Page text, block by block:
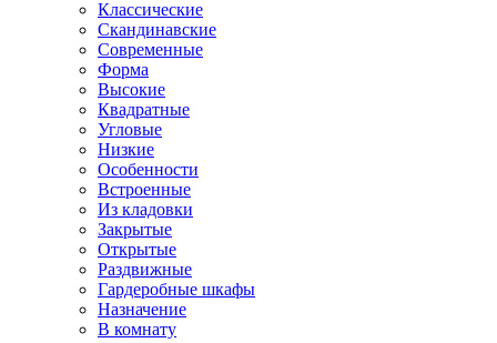
Классические
Скандинавские
Современные
Форма
Высокие
Квадратные
Угловые
Низкие
Особенности
Встроенные
Из кладовки
Закрытые
Открытые
Раздвижные
Гардеробные шкафы
Назначение
В комнату